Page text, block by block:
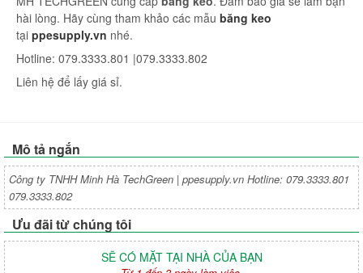
hài lòng. Hãy cùng tham khảo các mẫu băng keo
tại ppesupply.vn nhé.
Hotline: 079.3333.801 |079.3333.802
Liên hệ để lấy giá sỉ.
Mô tả ngắn
Công ty TNHH Minh Hà TechGreen | ppesupply.vn Hotline: 079.3333.801
079.3333.802
Ưu đãi từ chúng tôi
SẼ CÓ MẶT TẠI NHÀ CỦA BẠN